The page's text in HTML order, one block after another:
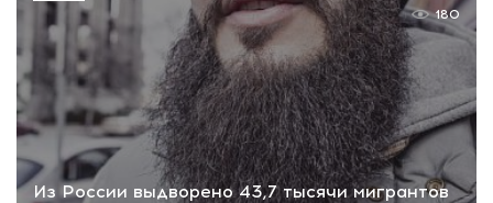
Из России выдворено 43,7 тысячи мигрантов
180